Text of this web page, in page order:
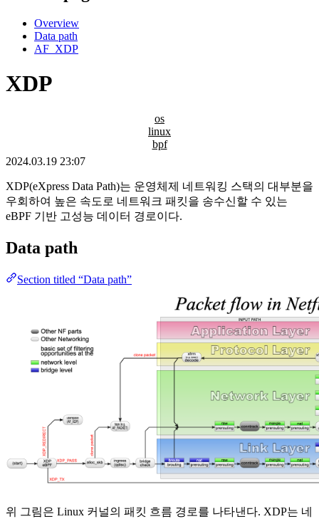
Overview
Data path
AF_XDP
XDP
os
linux
bpf
2024.03.19 23:07
XDP(eXpress Data Path)는 운영체제 네트워킹 스택의 대부분을
우회하여 높은 속도로 네트워크 패킷을 송수신할 수 있는
eBPF 기반 고성능 데이터 경로이다.
Data path
Section titled “Data path”
위 그림은 Linux 커널의 패킷 흐름 경로를 나타낸다. XDP는 네